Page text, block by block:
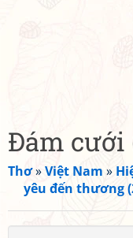
Đám cưới
Thơ»Việt Nam »
yêu đến thương